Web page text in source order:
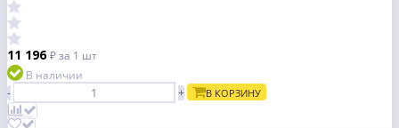
11 196₽за 1 шт
В наличии
-
+ В КОРЗИНУ